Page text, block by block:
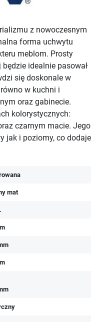
z nowoczesnym
forma uchwytu
meblom. Prosty
idealnie pasował
się doskonale w
w kuchni i
oraz gabinecie.
kolorystycznych:
czarnym macie. Jego
jak i poziomy, co dodaje
mat